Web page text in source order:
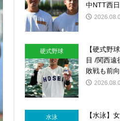
中NTT西
硬式野球
【硬式野
目 /関西遠
敗戦も前
水泳
【水泳】